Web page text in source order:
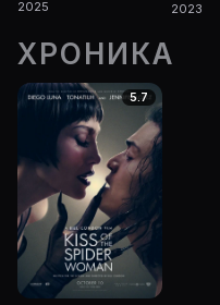
2025
2023
ХРОНИКА
5.7